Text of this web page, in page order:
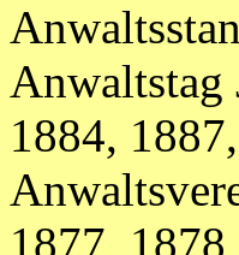
Anwaltstag
1884,
1877,